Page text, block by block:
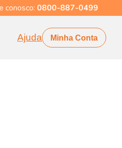
conosco: 0800-887-0499
Ajuda Minha Conta